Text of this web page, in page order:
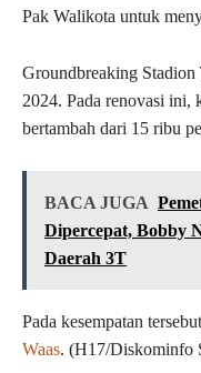
Pak Walikota untuk
Groundbreaking Stadion
2024. Pada renovasi ini,
bertambah dari 15 ribu
BACA JUGA
Dipercepat, Bobby
Daerah 3T
Pada kesempatan
Waas. (H17/Diskominfo